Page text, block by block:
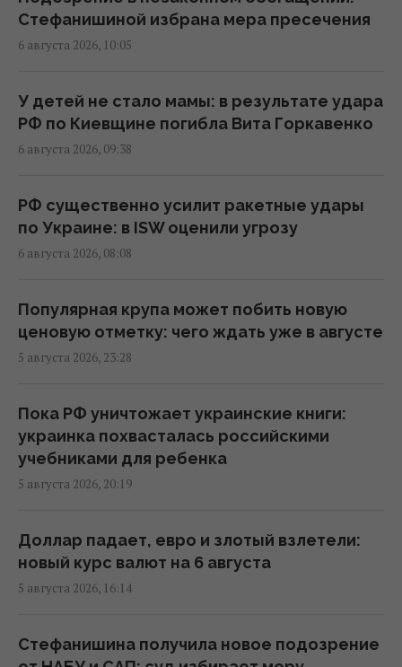
Путин перестраивает боевые действия в
Украине: в WSJ рассказали, чего он
02:28 четверг, 06 августа 2026
Новый уровень эскалации: The Guardian о
Лейпциге
23:57 среда, 05 августа 2026
людей в Херсоне: аналитик назвала
причину
23:34 среда, 05 августа 2026
ИИ, спутники и баллистика: NYT о силе и
слабости Украины в войне за небо
21:55 среда, 05 августа 2026
Решетилова дала ответ
21:53 среда, 05 августа 2026
придержали антибаллистику, чтобы
Украина была "уступчивой"
Стефанишиной избрана мера пресечения
6 августа 2026, 10:05
У детей не стало мамы: в результате удара
РФ по Киевщине погибла Вита Горкавенко
6 августа 2026, 09:38
РФ существенно усилит ракетные удары
по Украине: в ISW оценили угрозу
6 августа 2026, 08:08
Популярная крупа может побить новую
ценовую отметку: чего ждать уже в августе
5 августа 2026, 23:28
Пока РФ уничтожает украинские книги:
украинка похвасталась российскими
учебниками для ребенка
5 августа 2026, 20:19
Доллар падает, евро и злотый взлетели:
новый курс валют на 6 августа
5 августа 2026, 16:14
Стефанишина получила новое подозрение